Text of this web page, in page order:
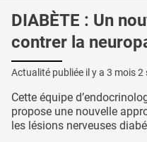
DIABÈTE : Un
contrer la
Actualité publiée il y a 3 mois 2
Cette équipe
propose une nouvelle
les lésions nerveuses